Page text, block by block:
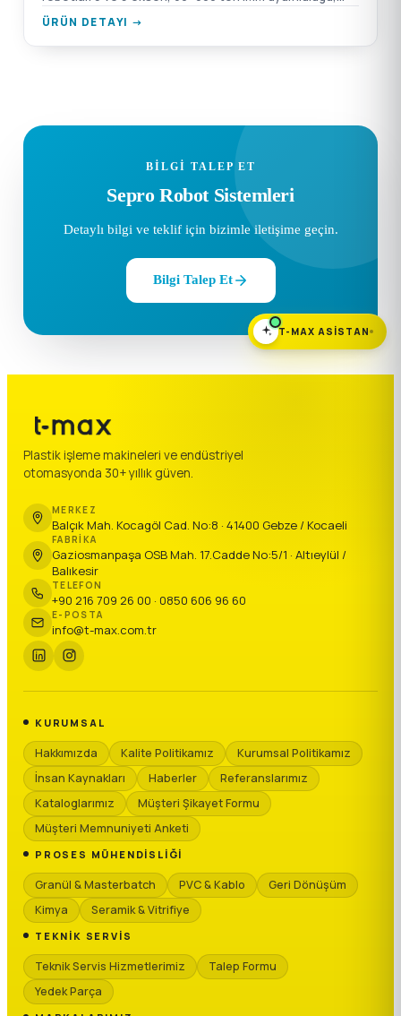
Touch 2 kontrol.
ÜRÜN DETAYI →
BILGI TALEP ET
Sepro Robot Sistemleri
Detaylı bilgi ve teklif için bizimle iletişime geçin.
Bilgi Talep Et
Plastik işleme makineleri ve endüstriyel
otomasyonda 30+ yıllık güven.
MERKEZ
Balçık Mah. Kocagöl Cad. No:8 · 41400 Gebze / Kocaeli
FABRIKA
Gaziosmanpaşa OSB Mah. 17.Cadde No:5/1 · Altıeylül /
Balıkesir
TELEFON
+90 216 709 26 00 · 0850 606 96 60
E-POSTA
info@t-max.com.tr
KURUMSAL
Hakkımızda Kalite Politikamız
Kurumsal Politikamız
İnsan Kaynakları
Haberler
Referanslarımız
Kataloglarımız
Müşteri Şikayet Formu
Müşteri Memnuniyeti Anketi
PROSES MÜHENDISLIĞI
Granül & Masterbatch PVC & Kablo
Geri Dönüşüm
Kimya
Seramik & Vitrifiye
TEKNIK SERVIS
Teknik Servis Hizmetlerimiz
Talep Formu
Yedek Parça
T-MAX ASISTAN